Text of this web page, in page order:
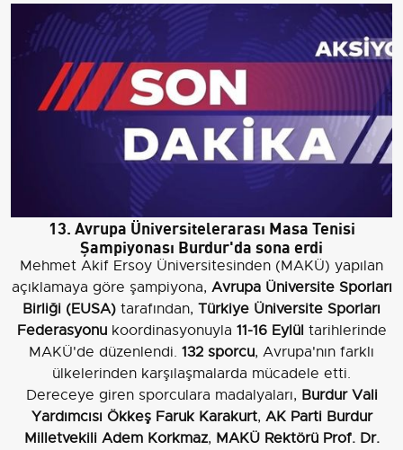
13. Avrupa Üniversitelerarası Masa Tenisi
Şampiyonası Burdur'da sona erdi
Mehmet Akif Ersoy Üniversitesinden (MAKÜ) yapılan
açıklamaya göre şampiyona, Avrupa Üniversite Sporları
Birliği (EUSA) tarafından, Türkiye Üniversite Sporları
Federasyonukoordinasyonuyla 11-16 Eylül tarihlerinde
MAKÜ'de düzenlendi. 132 sporcu, Avrupa'nın farklı
ülkelerinden karşılaşmalarda mücadele etti.
Dereceye giren sporculara madalyaları, Burdur Vali
Yardımcısı Ökkeş Faruk Karakurt, AK Parti Burdur
Milletvekili Adem Korkmaz, MAKÜ Rektörü Prof. Dr.